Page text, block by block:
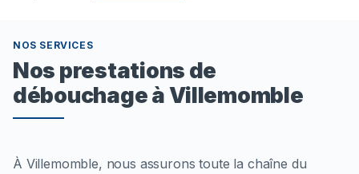
NOS SERVICES
Nos prestations de
débouchage à Villemomble
À Villemomble, nous assurons toute la chaîne du